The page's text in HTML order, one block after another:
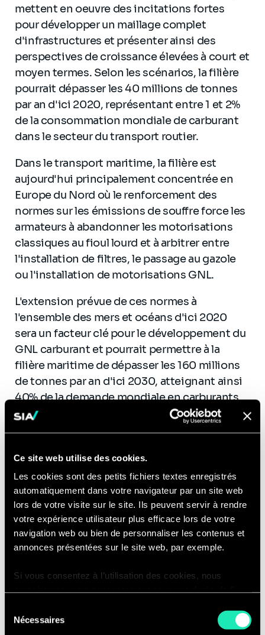
Ce site web utilise des cookies.
Les cookies sont des petits fichiers textes enregistrés
automatiquement dans votre navigateur par un site web
lors de votre visite sur le site. Ils peuvent servir à rendre
votre expérience utilisateur plus efficace lors de votre
navigation web ou bien de personnaliser les contenus et
annonces présentées sur le site web, par exemple.
Si vous consentez à l’utilisation des cookies, nous
consentir à cette utilisation à nouveau. Si vous ne
Nécessaires
mettent en oeuvre des incitations fortes
pour développer un maillage complet
d'infrastructures et présenter ainsi des
perspectives de croissance élevées à court et
moyen termes. Selon les scénarios, la filière
pourrait dépasser les 40 millions de tonnes
par an d'ici 2020, représentant entre 1 et 2%
de la consommation mondiale de carburant
dans le secteur du transport routier.
Dans le transport maritime, la filière est
aujourd'hui principalement concentrée en
Europe du Nord où le renforcement des
normes sur les émissions de souffre force les
armateurs à abandonner les motorisations
classiques au fioul lourd et à arbitrer entre
l'installation de filtres, le passage au gazole
ou l'installation de motorisations GNL.
L'extension prévue de ces normes à
l'ensemble des mers et océans d'ici 2020
sera un facteur clé pour le développement du
GNL carburant et pourrait permettre à la
filière maritime de dépasser les 160 millions
de tonnes par an d'ici 2030, atteignant ainsi
40% de la demande mondiale en carburants
marins.
course se lance avec le déblocage des
derniers freins règlementaires, les
constructeurs de véhicules, d'infrastructures
et les exploitants se positionnent pour ne
pas rester à la traine d'un marché aux
perspectives de développement
ambitieuses, pouvant représenter jusqu'à 8%